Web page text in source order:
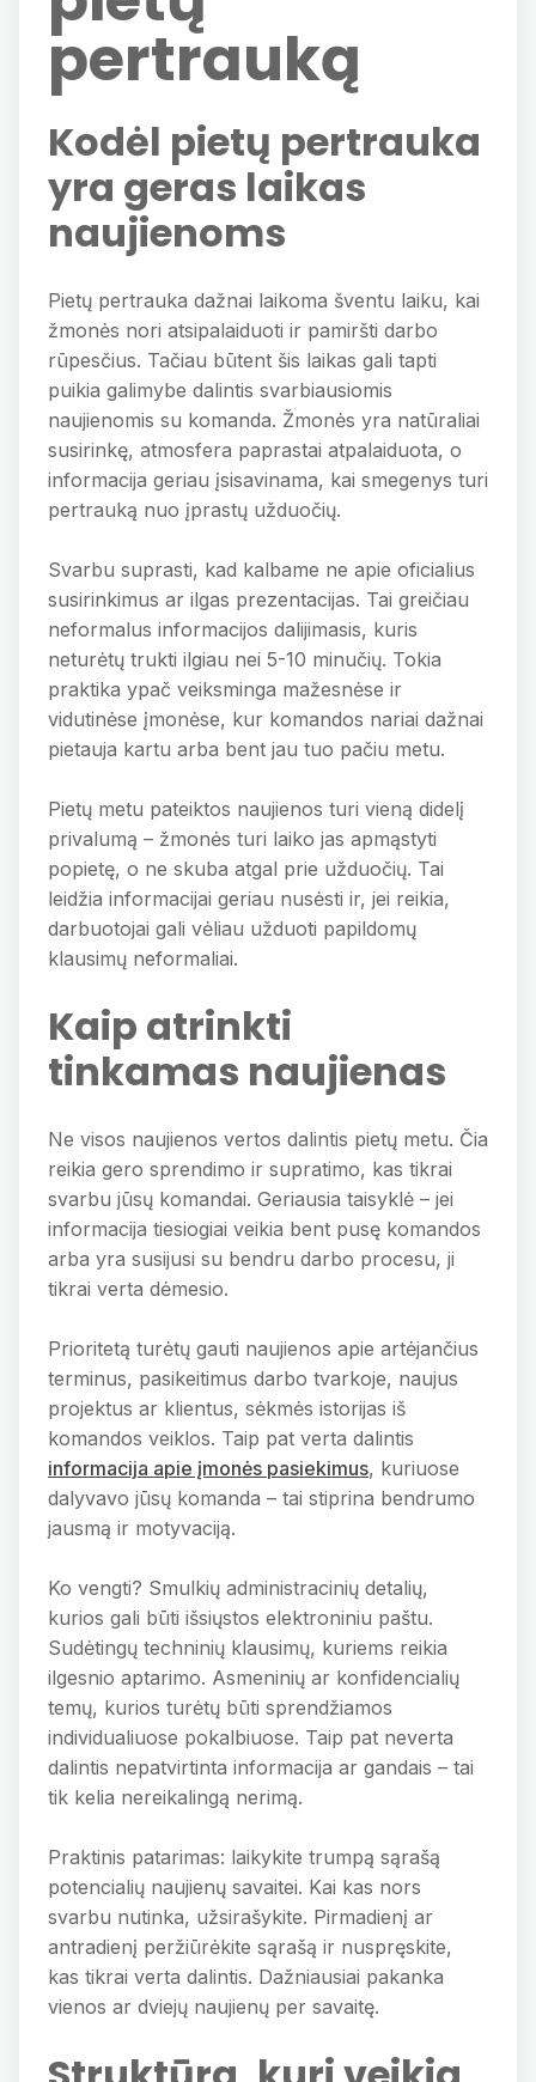
pertrauką
Kodėl pietų pertrauka
yra geras laikas
naujienoms
Pietų pertrauka dažnai laikoma šventu laiku, kai
žmonės nori atsipalaiduoti ir pamiršti darbo
rūpesčius. Tačiau būtent šis laikas gali tapti
puikia galimybe dalintis svarbiausiomis
naujienomis su komanda. Žmonės yra natūraliai
susirinkę, atmosfera paprastai atpalaiduota, o
informacija geriau įsisavinama, kai smegenys turi
pertrauką nuo įprastų užduočių.
Svarbu suprasti, kad kalbame ne apie oficialius
susirinkimus ar ilgas prezentacijas. Tai greičiau
neformalus informacijos dalijimasis, kuris
neturėtų trukti ilgiau nei 5-10 minučių. Tokia
praktika ypač veiksminga mažesnėse ir
vidutinėse įmonėse, kur komandos nariai dažnai
pietauja kartu arba bent jau tuo pačiu metu.
Pietų metu pateiktos naujienos turi vieną didelį
privalumą – žmonės turi laiko jas apmąstyti
popietę, o ne skuba atgal prie užduočių. Tai
leidžia informacijai geriau nusėsti ir, jei reikia,
darbuotojai gali vėliau užduoti papildomų
klausimų neformaliai.
Kaip atrinkti
tinkamas naujienas
Ne visos naujienos vertos dalintis pietų metu. Čia
reikia gero sprendimo ir supratimo, kas tikrai
svarbu jūsų komandai. Geriausia taisyklė – jei
informacija tiesiogiai veikia bent pusę komandos
arba yra susijusi su bendru darbo procesu, ji
tikrai verta dėmesio.
Prioritetą turėtų gauti naujienos apie artėjančius
terminus, pasikeitimus darbo tvarkoje, naujus
projektus ar klientus, sėkmės istorijas iš
komandos veiklos. Taip pat verta dalintis
informacija apie įmonės pasiekimus, kuriuose
dalyvavo jūsų komanda – tai stiprina bendrumo
jausmą ir motyvaciją.
Ko vengti? Smulkių administracinių detalių,
kurios gali būti išsiųstos elektroniniu paštu.
Sudėtingų techninių klausimų, kuriems reikia
ilgesnio aptarimo. Asmeninių ar konfidencialių
temų, kurios turėtų būti sprendžiamos
individualiuose pokalbiuose. Taip pat neverta
dalintis nepatvirtinta informacija ar gandais – tai
tik kelia nereikalingą nerimą.
Praktinis patarimas: laikykite trumpą sąrašą
potencialių naujienų savaitei. Kai kas nors
svarbu nutinka, užsirašykite. Pirmadienį ar
antradienį peržiūrėkite sąrašą ir nuspręskite,
kas tikrai verta dalintis. Dažniausiai pakanka
vienos ar dviejų naujienų per savaitę.